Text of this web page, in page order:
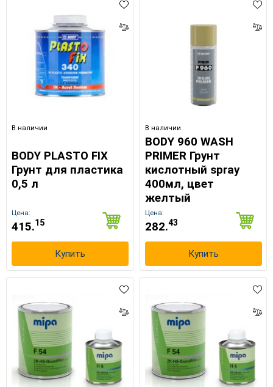
В наличии
BODY PLASTO FIX
Грунт для пластика
0,5 л
Цена:
415.15
Купить
В наличии
BODY 960 WASH
PRIMER Грунт
кислотный spray
400мл, цвет
желтый
Цена:
282.43
Купить